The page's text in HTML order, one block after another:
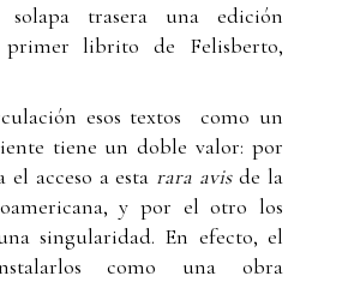
trasera una edición
librito de Felisberto,
esos textos como un
tiene un doble valor: por
acceso a esta rara avisde la
y por el otro los
singularidad. En efecto, el
como una obra